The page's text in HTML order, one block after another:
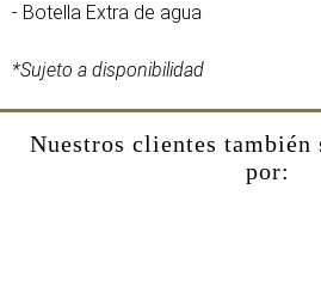
- Botella Extra de agua
*Sujeto a disponibilidad
Nuestros clientes también
por: